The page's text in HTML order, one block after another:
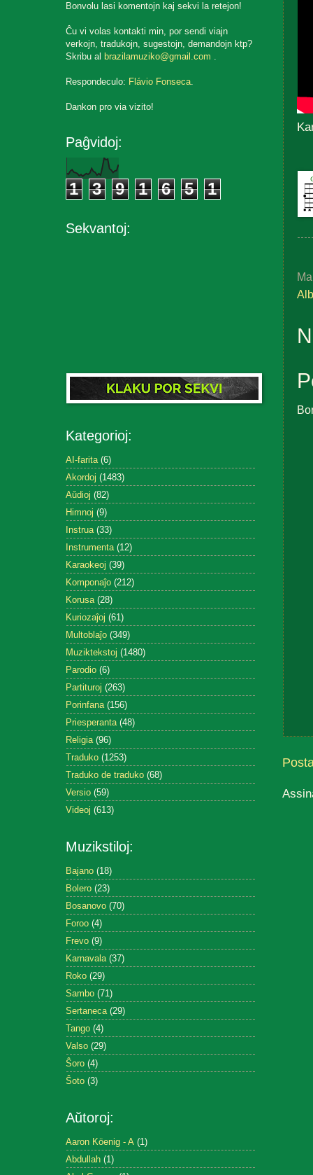
Bonvolu lasi komentojn kaj sekvi la retejon!
Ĉu vi volas kontakti min, por sendi viajn
verkojn, tradukojn, sugestojn, demandojn ktp?
Skribu al brazilamuziko@gmail.com .
Respondeculo: Flávio Fonseca.
Dankon pro via vizito!
Paĝvidoj:
1 3 9 1 6 5 1
Sekvantoj:
Kategorioj:
AI-farita (6)
Akordoj (1483)
Aŭdioj (82)
Himnoj (9)
Instrua (33)
Instrumenta (12)
Karaokeoj (39)
Komponaĵo (212)
Korusa (28)
Kuriozaĵoj (61)
Multoblaĵo (349)
Muziktekstoj (1480)
Parodio (6)
Partituroj (263)
Porinfana (156)
Priesperanta (48)
Religia (96)
Traduko (1253)
Traduko de traduko (68)
Versio (59)
Videoj (613)
Muzikstiloj:
Bajano (18)
Bolero (23)
Bosanovo (70)
Foroo (4)
Frevo (9)
Karnavala (37)
Roko (29)
Sambo (71)
Sertaneca (29)
Tango (4)
Valso (29)
Ŝoro (4)
Ŝoto (3)
Aŭtoroj:
Aaron Köenig - A (1)
Abdullah (1)